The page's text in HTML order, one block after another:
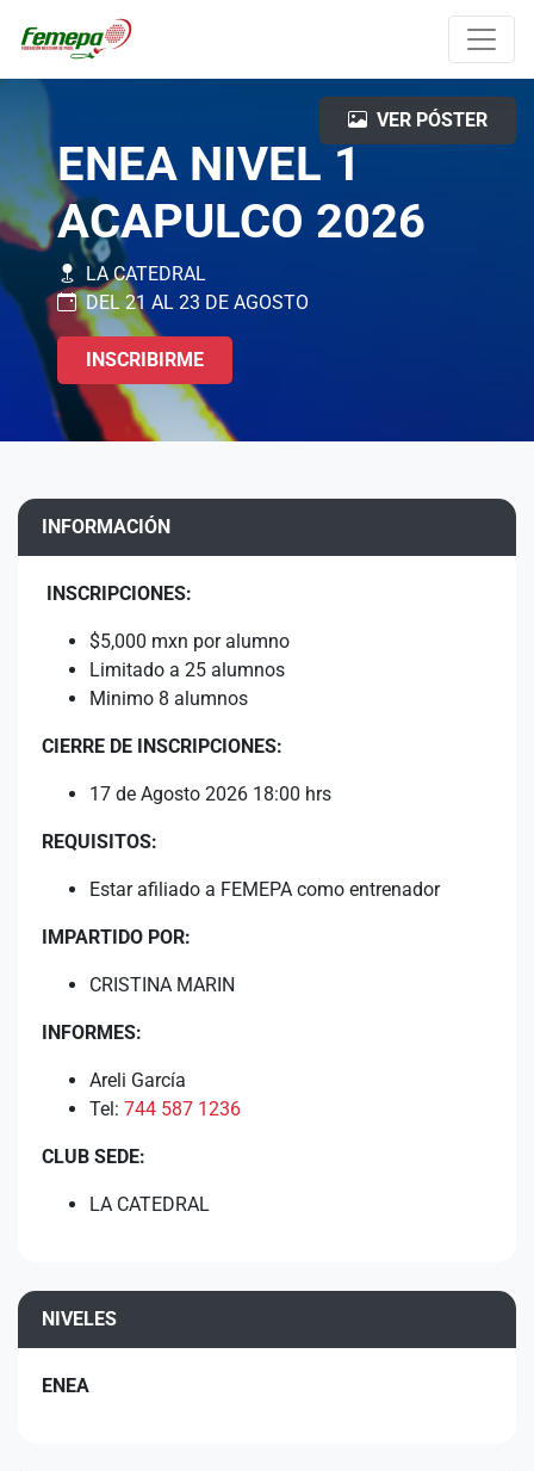
VER PÓSTER
ENEA NIVEL 1
ACAPULCO 2026
LA CATEDRAL
DEL 21 AL 23 DE AGOSTO
INSCRIBIRME
INFORMACIÓN
INSCRIPCIONES:
$5,000 mxn por alumno
Limitado a 25 alumnos
Minimo 8 alumnos
CIERRE DE INSCRIPCIONES:
17 de Agosto 2026 18:00 hrs
REQUISITOS:
Estar afiliado a FEMEPA como entrenador
IMPARTIDO POR:
CRISTINA MARIN
INFORMES:
Areli García
Tel: 744 587 1236
CLUB SEDE:
LA CATEDRAL
NIVELES
ENEA